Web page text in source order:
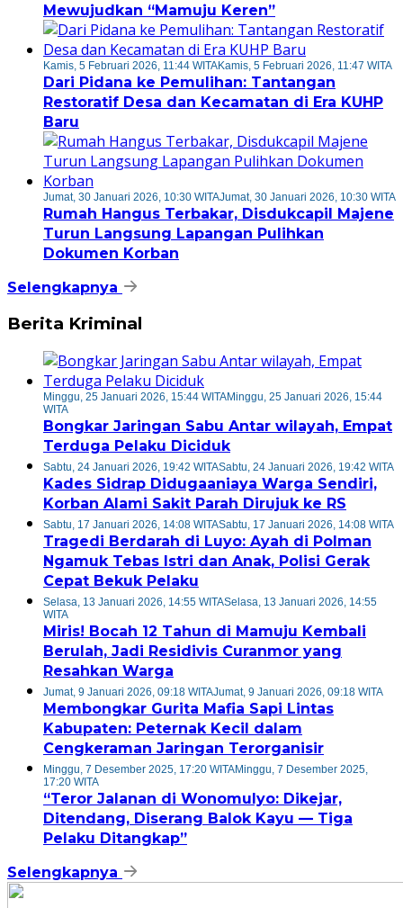
Mewujudkan “Mamuju Keren”
Kamis, 5 Februari 2026, 11:44 WITAKamis, 5 Februari 2026, 11:47 WITA
Dari Pidana ke Pemulihan: Tantangan
Restoratif Desa dan Kecamatan di Era KUHP
Baru
Jumat, 30 Januari 2026, 10:30 WITAJumat, 30 Januari 2026, 10:30 WITA
Rumah Hangus Terbakar, Disdukcapil Majene
Turun Langsung Lapangan Pulihkan
Dokumen Korban
Selengkapnya
Berita Kriminal
Minggu, 25 Januari 2026, 15:44 WITAMinggu, 25 Januari 2026, 15:44
WITA
Bongkar Jaringan Sabu Antar wilayah, Empat
Terduga Pelaku Diciduk
Sabtu, 24 Januari 2026, 19:42 WITASabtu, 24 Januari 2026, 19:42 WITA
Kades Sidrap Didugaaniaya Warga Sendiri,
Korban Alami Sakit Parah Dirujuk ke RS
Sabtu, 17 Januari 2026, 14:08 WITASabtu, 17 Januari 2026, 14:08 WITA
Tragedi Berdarah di Luyo: Ayah di Polman
Ngamuk Tebas Istri dan Anak, Polisi Gerak
Cepat Bekuk Pelaku
Selasa, 13 Januari 2026, 14:55 WITASelasa, 13 Januari 2026, 14:55
WITA
Miris! Bocah 12 Tahun di Mamuju Kembali
Berulah, Jadi Residivis Curanmor yang
Resahkan Warga
Jumat, 9 Januari 2026, 09:18 WITAJumat, 9 Januari 2026, 09:18 WITA
Membongkar Gurita Mafia Sapi Lintas
Kabupaten: Peternak Kecil dalam
Cengkeraman Jaringan Terorganisir
Minggu, 7 Desember 2025, 17:20 WITAMinggu, 7 Desember 2025,
17:20 WITA
“Teror Jalanan di Wonomulyo: Dikejar,
Ditendang, Diserang Balok Kayu — Tiga
Pelaku Ditangkap”
Selengkapnya